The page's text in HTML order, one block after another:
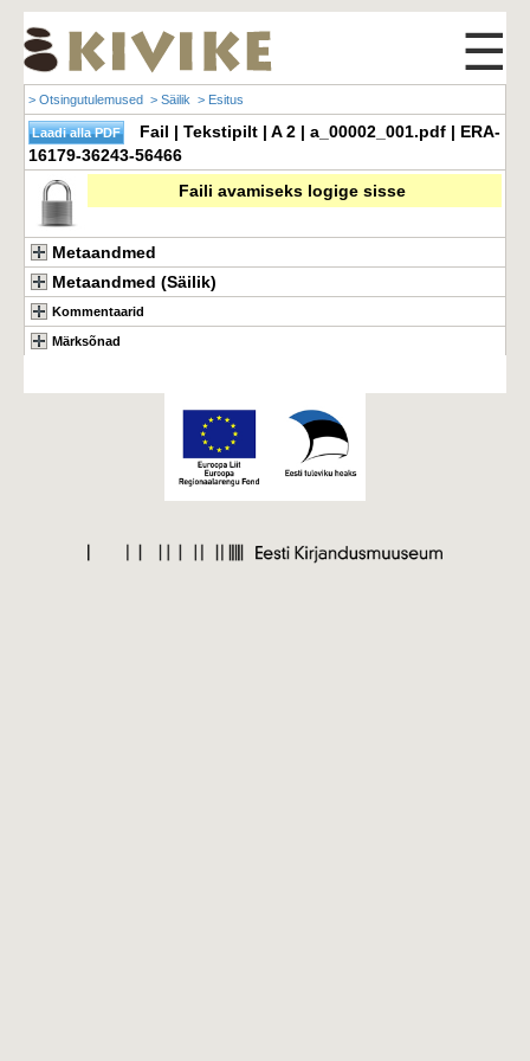
☰
> Otsingutulemused > Säilik > Esitus
Fail | Tekstipilt | A 2 | a_00002_001.pdf | ERA-
16179-36243-56466
Faili avamiseks logige sisse
Metaandmed
Metaandmed (Säilik)
Kommentaarid
Märksõnad